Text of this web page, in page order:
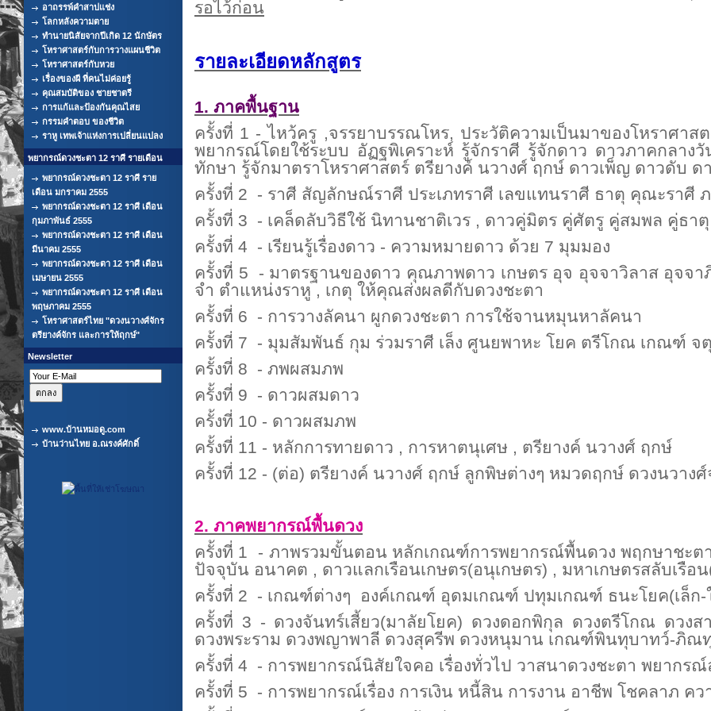
อาถรรพ์คำสาปแช่ง
โลกหลังความตาย
ทำนายนิสัยจากปีเกิด 12 นักษัตร
โหราศาสตร์กับการวางแผนชีวิต
โหราศาสตร์กับหวย
เรื่องของผี ที่คนไม่ค่อยรู้
คุณสมบัติของ ชายชาตรี
การแก้และป้องกันคุณไสย
กรรมคำตอบ ของชีวิต
ราหู เทพเจ้าแห่งการเปลี่ยนแปลง
พยากรณ์ดวงชะตา 12 ราศี รายเดือน
พยากรณ์ดวงชะตา 12 ราศี ราย
เดือน มกราคม 2555
พยากรณ์ดวงชะตา 12 ราศี เดือน
กุมภาพันธ์ 2555
พยากรณ์ดวงชะตา 12 ราศี เดือน
มีนาคม 2555
พยากรณ์ดวงชะตา 12 ราศี เดือน
เมษายน 2555
พยากรณ์ดวงชะตา 12 ราศี เดือน
พฤษภาคม 2555
โหราศาสตร์ไทย "ดวงนวางศ์จักร
ตรียางค์จักร และการให้ฤกษ์"
Newsletter
www.บ้านหมอดู.com
บ้านว่านไทย อ.ณรงค์ศักดิ์
รอไว้ก่อน
รายละเอียดหลักสูตร
1. ภาคพื้นฐาน
ครั้งที่ 1 - ไหว้ครู ,จรรยาบรรณโหร, ประวัติความเป็นมาของโหราศาส
พยากรณ์โดยใช้ระบบ อัฏฐพิเคราะห์ รู้จักราศี รู้จักดาว ดาวภาคกลา
ทักษา รู้จักมาตราโหราศาสตร์ ตรียางค์ นวางศ์ ฤกษ์ ดาวเพ็ญ ดาวดับ ด
ครั้งที่ 2 - ราศี สัญลักษณ์ราศี ประเภทราศี เลขแทนราศี ธาตุ คุณะราศี
ครั้งที่ 3 - เคล็ดลับวิธีใช้ นิทานชาติเวร , ดาวคู่มิตร คู่ศัตรู คู่สมพล คู่ธา
ครั้งที่ 4 - เรียนรู้เรื่องดาว - ความหมายดาว ด้วย 7 มุมมอง
ครั้งที่ 5 - มาตรฐานของดาว คุณภาพดาว เกษตร อุจ อุจจาวิลาส อุจจ
จำ ตำแหน่งราหู , เกตุ ให้คุณส่งผลดีกับดวงชะตา
ครั้งที่ 6 - การวางลัคนา ผูกดวงชะตา การใช้จานหมุนหาลัคนา
ครั้งที่ 7 - มุมสัมพันธ์ กุม ร่วมราศี เล็ง ศูนยพาหะ โยค ตรีโกณ เกณฑ์
ครั้งที่ 8 - ภพผสมภพ
ครั้งที่ 9 - ดาวผสมดาว
ครั้งที่ 10 - ดาวผสมภพ
ครั้งที่ 11 - หลักการทายดาว , การหาตนุเศษ , ตรียางค์ นวางศ์ ฤกษ์
ครั้งที่ 12 - (ต่อ) ตรียางค์ นวางศ์ ฤกษ์ ลูกพิษต่างๆ หมวดฤกษ์ ดวงนวางศ์
2. ภาคพยากรณ์พื้นดวง
ครั้งที่ 1 - ภาพรวมขั้นตอน หลักเกณฑ์การพยากรณ์พื้นดวง พฤกษาชะต
ปัจจุบัน อนาคต , ดาวแลกเรือนเกษตร(อนุเกษตร) , มหาเกษตรสลับเรือ
ครั้งที่ 2 - เกณฑ์ต่างๆ องค์เกณฑ์ อุดมเกณฑ์ ปทุมเกณฑ์ ธนะโยค(เล็ก
ครั้งที่ 3 - ดวงจันทร์เสี้ยว(มาลัยโยค) ดวงดอกพิกุล ดวงตรีโกณ ดวง
ดวงพระราม ดวงพญาพาลี ดวงสุครีพ ดวงหนุมาน เกณฑ์พินทุบาทว์-ภิณ
ครั้งที่ 4 - การพยากรณ์นิสัยใจคอ เรื่องทั่วไป วาสนาดวงชะตา พยากร
ครั้งที่ 5 - การพยากรณ์เรื่อง การเงิน หนี้สิน การงาน อาชีพ โชคลาภ คว